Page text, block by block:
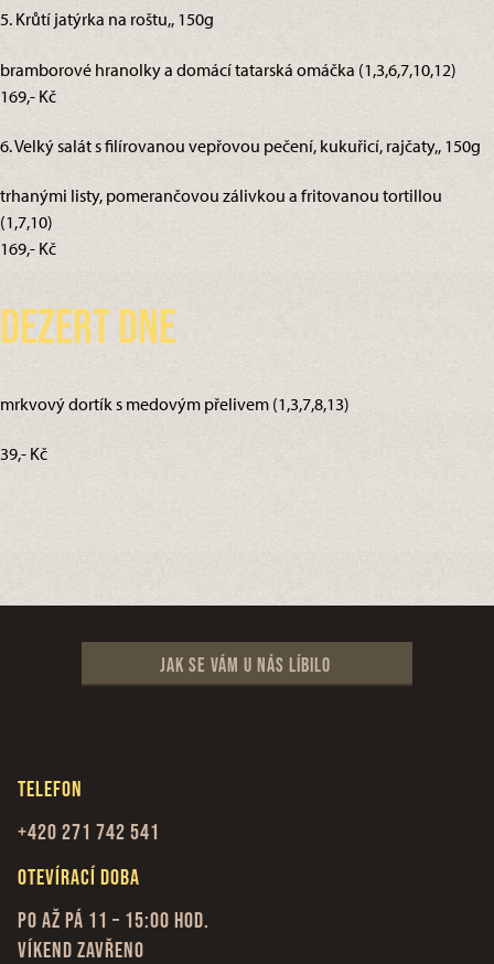
5. Krůtí jatýrka na roštu,, 150g
bramborové hranolky a domácí tatarská omáčka (1,3,6,7,10,12)
169,- Kč
6. Velký salát s filírovanou vepřovou pečení, kukuřicí, rajčaty,, 150g
trhanými listy, pomerančovou zálivkou a fritovanou tortillou
(1,7,10)
169,- Kč
Dezert dne
mrkvový dortík s medovým přelivem (1,3,7,8,13)
39,- Kč
Jak se vám u nás líbilo
Telefon
+420 271 742 541
Otevírací doba
Po až Pá 11 – 15:00 hod.
Víkend zavřeno